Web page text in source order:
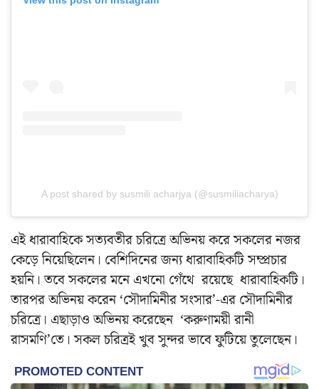
A post shared by susmili acharjya (@susmiliacharya)
এই ধারাবাহিকে সত্যবতীর চরিত্রে অভিনয় করে সকলের নজর
কেড়ে নিয়েছিলেন। বেশিদিনের জন্য ধারাবাহিকটি সম্প্রচার
হয়নি। তবে সকলের মনে এখনো গেঁথে রয়েছে ধারাবাহিকটি।
তারপর অভিনয় করেন ‘সৌদামিনীর সংসার’-এর সৌদামিনীর
চরিত্রে। এছাড়াও অভিনয় করেছেন ‘করুণাময়ী রানী
রাসমণি’তে।সকল চরিত্রই খুব সুন্দর ভাবে ফুটিয়ে তুলেছেন।